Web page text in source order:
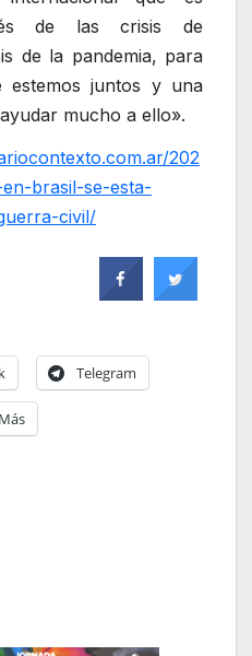
de las crisis de
de la pandemia, para
estemos juntos y una
mucho a ello».
202
brasil-se-esta-
civil/
Telegram
Más